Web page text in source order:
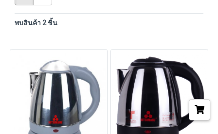
พบสินค้า 2 ชิ้น